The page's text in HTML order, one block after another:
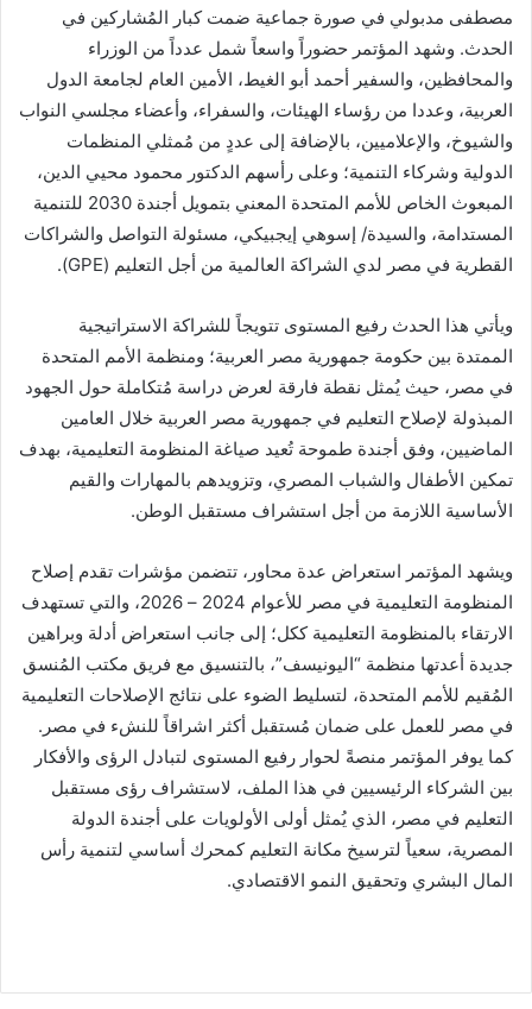
مصطفى مدبولي في صورة جماعية ضمت كبار المُشاركين في
الحدث. وشهد المؤتمر حضوراً واسعاً شمل عدداً من الوزراء
والمحافظين، والسفير أحمد أبو الغيط، الأمين العام لجامعة الدول
العربية، وعددا من رؤساء الهيئات، والسفراء، وأعضاء مجلسي النواب
والشيوخ، والإعلاميين، بالإضافة إلى عددٍ من مُمثلي المنظمات
الدولية وشركاء التنمية؛ وعلى رأسهم الدكتور محمود محيي الدين،
المبعوث الخاص للأمم المتحدة المعني بتمويل أجندة 2030 للتنمية
المستدامة، والسيدة/ إسوهي إيجبيكي، مسئولة التواصل والشراكات
القطرية في مصر لدي الشراكة العالمية من أجل التعليم (GPE).
ويأتي هذا الحدث رفيع المستوى تتويجاً للشراكة الاستراتيجية
الممتدة بين حكومة جمهورية مصر العربية؛ ومنظمة الأمم المتحدة
في مصر، حيث يُمثل نقطة فارقة لعرض دراسة مُتكاملة حول الجهود
المبذولة لإصلاح التعليم في جمهورية مصر العربية خلال العامين
الماضيين، وفق أجندة طموحة تُعيد صياغة المنظومة التعليمية، بهدف
تمكين الأطفال والشباب المصري، وتزويدهم بالمهارات والقيم
الأساسية اللازمة من أجل استشراف مستقبل الوطن.
ويشهد المؤتمر استعراض عدة محاور، تتضمن مؤشرات تقدم إصلاح
المنظومة التعليمية في مصر للأعوام 2024 – 2026، والتي تستهدف
الارتقاء بالمنظومة التعليمية ككل؛ إلى جانب استعراض أدلة وبراهين
جديدة أعدتها منظمة “اليونيسف”، بالتنسيق مع فريق مكتب المُنسق
المُقيم للأمم المتحدة، لتسليط الضوء على نتائج الإصلاحات التعليمية
في مصر للعمل على ضمان مُستقبل أكثر اشراقاً للنشء في مصر.
كما يوفر المؤتمر منصةً لحوار رفيع المستوى لتبادل الرؤى والأفكار
بين الشركاء الرئيسيين في هذا الملف، لاستشراف رؤى مستقبل
التعليم في مصر، الذي يُمثل أولى الأولويات على أجندة الدولة
المصرية، سعياً لترسيخ مكانة التعليم كمحرك أساسي لتنمية رأس
المال البشري وتحقيق النمو الاقتصادي.